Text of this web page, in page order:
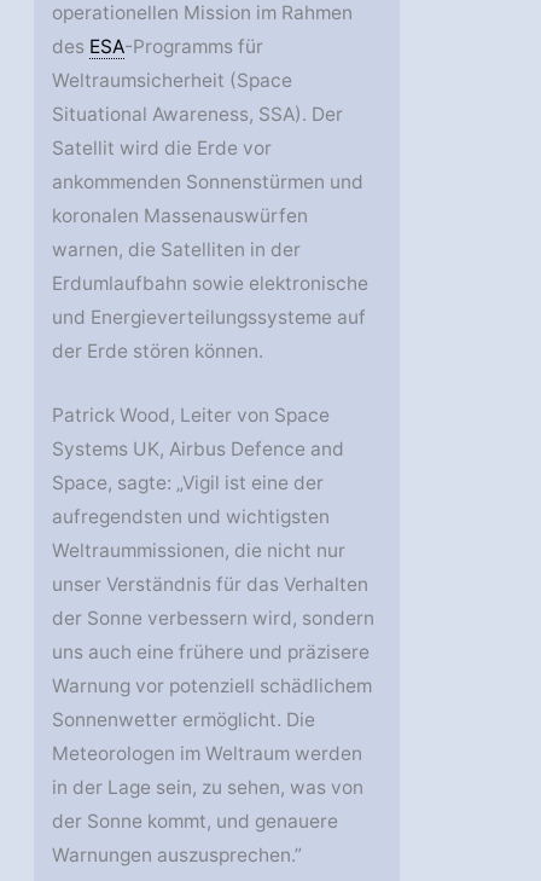
operationellen Mission im Rahmen
des ESA-Programms für
Weltraumsicherheit (Space
Situational Awareness, SSA). Der
Satellit wird die Erde vor
ankommenden Sonnenstürmen und
koronalen Massenauswürfen
warnen, die Satelliten in der
Erdumlaufbahn sowie elektronische
und Energieverteilungssysteme auf
der Erde stören können.
Patrick Wood, Leiter von Space
Systems UK, Airbus Defence and
Space, sagte: „Vigil ist eine der
aufregendsten und wichtigsten
Weltraummissionen, die nicht nur
unser Verständnis für das Verhalten
der Sonne verbessern wird, sondern
uns auch eine frühere und präzisere
Warnung vor potenziell schädlichem
Sonnenwetter ermöglicht. Die
Meteorologen im Weltraum werden
in der Lage sein, zu sehen, was von
der Sonne kommt, und genauere
Warnungen auszusprechen.”